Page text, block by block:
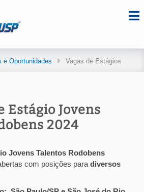
e Oportunidades Vagas de Estágios
Estágio Jovens
2024
Jovens Talentos Rodobens
com posições para diversos